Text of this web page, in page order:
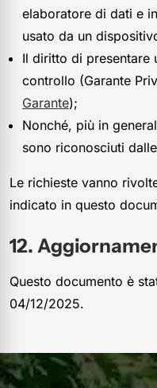
elaboratore di dati e
usato da un
Il diritto di presentare
controllo (Garante
Garante);
Nonché, più in
sono riconosciuti
Le richieste vanno
indicato in questo
Questo documento è
04/12/2025.